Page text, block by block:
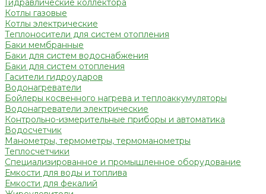
Гидравлические коллектора
Котлы газовые
Котлы электрические
Теплоносители для систем отопления
Баки мембранные
Баки для систем водоснабжения
Баки для систем отопления
Гасители гидроударов
Водонагреватели
Бойлеры косвенного нагрева и теплоаккумуляторы
Водонагреватели электрические
Контрольно-измерительные приборы и автоматика
Водосчетчик
Манометры, термометры, термоманометры
Теплосчетчики
Специализированное и промышленное оборудование
Емкости для воды и топлива
Емкости для фекалий